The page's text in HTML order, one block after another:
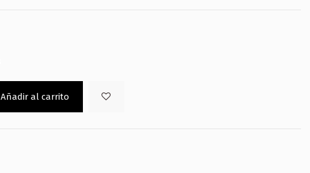
Añadir al carrito